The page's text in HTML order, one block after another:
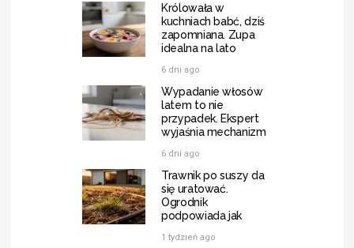
Królowała w
kuchniach babć, dziś
zapomniana. Zupa
idealna na lato
6 dni ago
Wypadanie włosów
latem to nie
przypadek. Ekspert
wyjaśnia mechanizm
6 dni ago
Trawnik po suszy da
się uratować.
Ogrodnik
podpowiada jak
1 tydzień ago